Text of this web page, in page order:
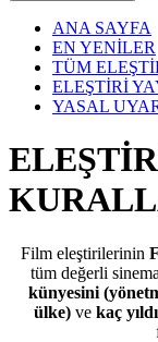
ANA SAYFA
EN YENİLER
TÜM
ELEŞTİRİ
YASAL
Film eleştirilerinin
tüm değerli
künyesini
ülke) ve kaç